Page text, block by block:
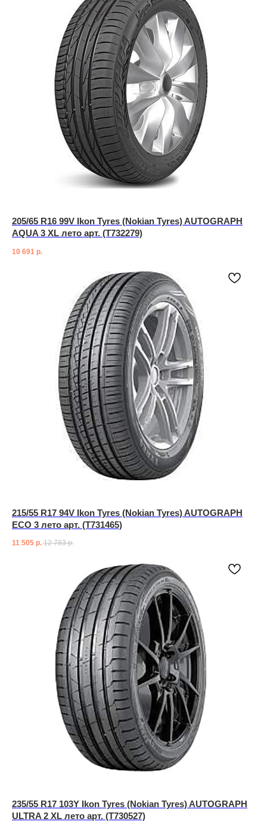
205/65 R16 99V Ikon Tyres (Nokian Tyres) AUTOGRAPH
AQUA 3 XL лето арт. (T732279)
10 691 р.
215/55 R17 94V Ikon Tyres (Nokian Tyres) AUTOGRAPH
ECO 3 лето арт. (T731465)
11 505 р. 12 783 р.
235/55 R17 103Y Ikon Tyres (Nokian Tyres) AUTOGRAPH
ULTRA 2 XL лето арт. (T730527)